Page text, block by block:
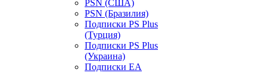
PSN (США)
PSN (Бразилия)
Подписки PS Plus
(Турция)
Подписки PS Plus
(Украина)
Подписки EA